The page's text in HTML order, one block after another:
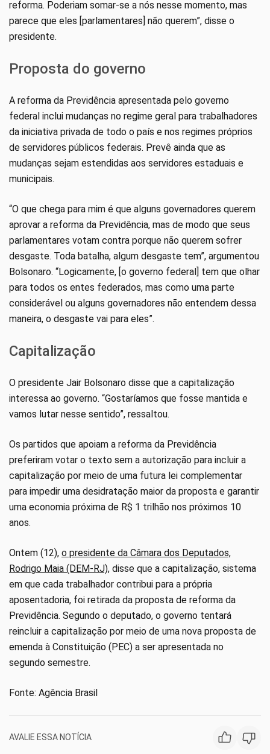
reforma. Poderiam somar-se a nós nesse momento, mas
parece que eles [parlamentares] não querem”, disse o
presidente.
Proposta do governo
A reforma da Previdência apresentada pelo governo
federal inclui mudanças no regime geral para trabalhadores
da iniciativa privada de todo o país e nos regimes próprios
de servidores públicos federais. Prevê ainda que as
mudanças sejam estendidas aos servidores estaduais e
municipais.
“O que chega para mim é que alguns governadores querem
aprovar a reforma da Previdência, mas de modo que seus
parlamentares votam contra porque não querem sofrer
desgaste. Toda batalha, algum desgaste tem”, argumentou
Bolsonaro. “Logicamente, [o governo federal] tem que olhar
para todos os entes federados, mas como uma parte
considerável ou alguns governadores não entendem dessa
maneira, o desgaste vai para eles”.
Capitalização
O presidente Jair Bolsonaro disse que a capitalização
interessa ao governo. “Gostaríamos que fosse mantida e
vamos lutar nesse sentido”, ressaltou.
Os partidos que apoiam a reforma da Previdência
preferiram votar o texto sem a autorização para incluir a
capitalização por meio de uma futura lei complementar
para impedir uma desidratação maior da proposta e garantir
uma economia próxima de R$ 1 trilhão nos próximos 10
anos.
Ontem (12), o presidente da Câmara dos Deputados,
Rodrigo Maia (DEM-RJ), disse que a capitalização, sistema
em que cada trabalhador contribui para a própria
aposentadoria, foi retirada da proposta de reforma da
Previdência. Segundo o deputado, o governo tentará
reincluir a capitalização por meio de uma nova proposta de
emenda à Constituição (PEC) a ser apresentada no
segundo semestre.
Fonte: Agência Brasil
AVALIE ESSA NOTÍCIA